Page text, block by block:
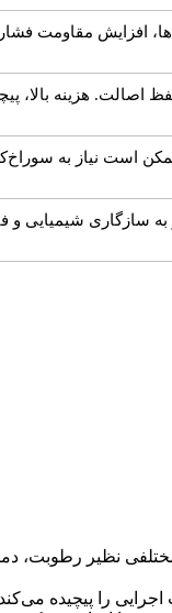
افزایش مقاومت
هزینه بالا،
است نیاز به
سازگاری شیمیایی و
نظیر رطوبت،
را پیچیده